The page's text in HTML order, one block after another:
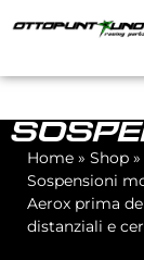
Home » Shop »
Sospensioni
Aerox prima
distanziali e